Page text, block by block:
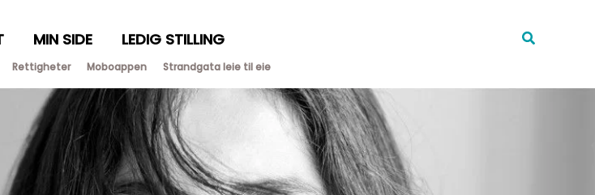
MIN SIDE LEDIG STILLING
Rettigheter Moboappen Strandgata leie til eie